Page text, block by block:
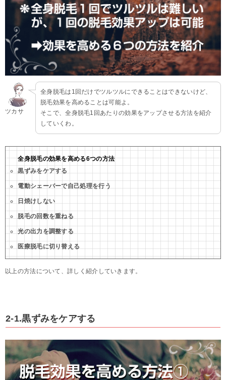
ツカサ
全身脱毛は1回だけでツルツルにできることはできないけど、
脱毛効果を高めることは可能よ。
そこで、全身脱毛1回あたりの効果をアップさせる方法を紹介
していくわ。
全身脱毛の効果を高める6つの方法
黒ずみをケアする
電動シェーバーで自己処理を行う
日焼けしない
脱毛の回数を重ねる
光の出力を調整する
医療脱毛に切り替える
以上の方法について、詳しく紹介していきます。
2-1.黒ずみをケアする